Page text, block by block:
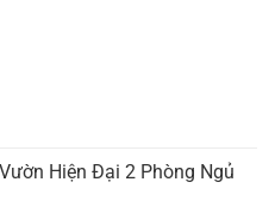
Hiện Đại 2 Phòng Ngủ